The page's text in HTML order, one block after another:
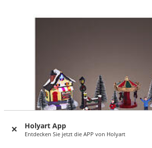
Holyart App
Entdecken Sie jetzt die APP von Holyart